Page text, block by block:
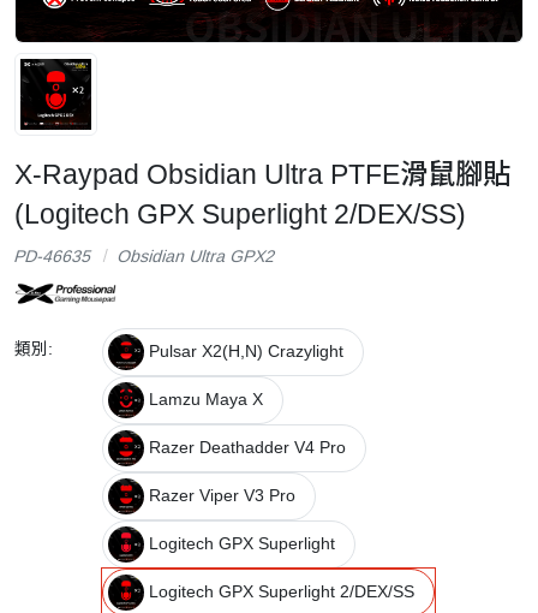
X-Raypad Obsidian Ultra PTFE滑鼠腳貼
(Logitech GPX Superlight 2/DEX/SS)
PD-46635 Obsidian Ultra GPX2
類別: Pulsar X2(H,N) Crazylight
Lamzu Maya X
Razer Deathadder V4 Pro
Razer Viper V3 Pro
Logitech GPX Superlight
Logitech GPX Superlight 2/DEX/SS